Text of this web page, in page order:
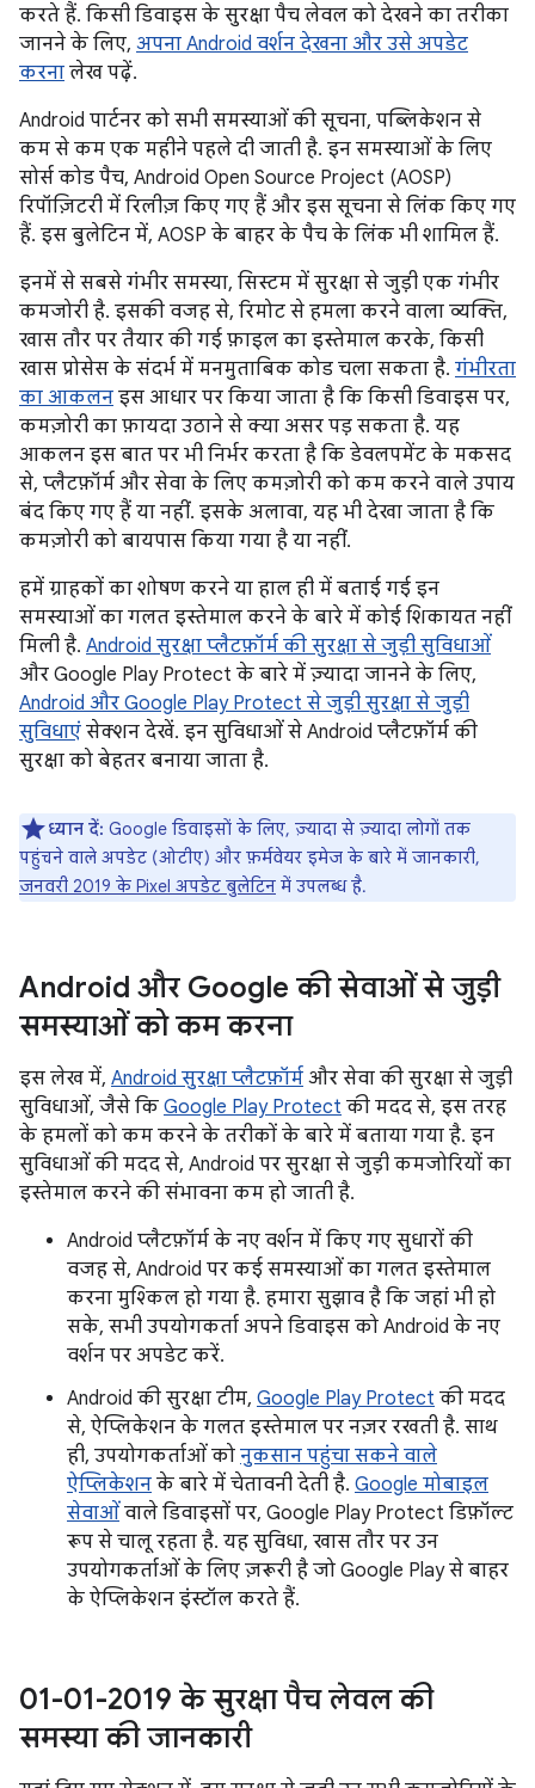
करते हैं. किसी डिवाइस के सुरक्षा पैच लेवल को देखने का तरीका
जानने के लिए, अपना Android वर्शन देखना और उसे अपडेट
करना लेख पढ़ें.
Android पार्टनर को सभी समस्याओं की सूचना, पब्लिकेशन से
कम से कम एक महीने पहले दी जाती है. इन समस्याओं के लिए
सोर्स कोड पैच, Android Open Source Project (AOSP)
रिपॉज़िटरी में रिलीज़ किए गए हैं और इस सूचना से लिंक किए गए
हैं. इस बुलेटिन में, AOSP के बाहर के पैच के लिंक भी शामिल हैं.
इनमें से सबसे गंभीर समस्या, सिस्टम में सुरक्षा से जुड़ी एक गंभीर
कमजोरी है. इसकी वजह से, रिमोट से हमला करने वाला व्यक्ति,
खास तौर पर तैयार की गई फ़ाइल का इस्तेमाल करके, किसी
खास प्रोसेस के संदर्भ में मनमुताबिक कोड चला सकता है. गंभीरता
का आकलन इस आधार पर किया जाता है कि किसी डिवाइस पर,
कमज़ोरी का फ़ायदा उठाने से क्या असर पड़ सकता है. यह
आकलन इस बात पर भी निर्भर करता है कि डेवलपमेंट के मकसद
से, प्लैटफ़ॉर्म और सेवा के लिए कमज़ोरी को कम करने वाले उपाय
बंद किए गए हैं या नहीं. इसके अलावा, यह भी देखा जाता है कि
कमज़ोरी को बायपास किया गया है या नहीं.
हमें ग्राहकों का शोषण करने या हाल ही में बताई गई इन
समस्याओं का गलत इस्तेमाल करने के बारे में कोई शिकायत नहीं
मिली है. Android सुरक्षा प्लैटफ़ॉर्म की सुरक्षा से जुड़ी सुविधाओं
और Google Play Protect के बारे में ज़्यादा जानने के लिए,
Android और Google Play Protect से जुड़ी सुरक्षा से जुड़ी
सुविधाएं सेक्शन देखें. इन सुविधाओं से Android प्लैटफ़ॉर्म की
सुरक्षा को बेहतर बनाया जाता है.
ध्यान दें: Google डिवाइसों के लिए, ज़्यादा से ज़्यादा लोगों तक
पहुंचने वाले अपडेट (ओटीए) और फ़र्मवेयर इमेज के बारे में जानकारी,
जनवरी 2019 के Pixel अपडेट बुलेटिन में उपलब्ध है.
Android और Google की सेवाओं से जुड़ी
समस्याओं को कम करना
इस लेख में, Android सुरक्षा प्लैटफ़ॉर्म और सेवा की सुरक्षा से जुड़ी
सुविधाओं, जैसे कि Google Play Protect की मदद से, इस तरह
के हमलों को कम करने के तरीकों के बारे में बताया गया है. इन
सुविधाओं की मदद से, Android पर सुरक्षा से जुड़ी कमजोरियों का
इस्तेमाल करने की संभावना कम हो जाती है.
Android प्लैटफ़ॉर्म के नए वर्शन में किए गए सुधारों की
वजह से, Android पर कई समस्याओं का गलत इस्तेमाल
करना मुश्किल हो गया है. हमारा सुझाव है कि जहां भी हो
सके, सभी उपयोगकर्ता अपने डिवाइस को Android के नए
वर्शन पर अपडेट करें.
Android की सुरक्षा टीम, Google Play Protect की मदद
से, ऐप्लिकेशन के गलत इस्तेमाल पर नज़र रखती है. साथ
ही, उपयोगकर्ताओं को नुकसान पहुंचा सकने वाले
ऐप्लिकेशन के बारे में चेतावनी देती है. Google मोबाइल
सेवाओं वाले डिवाइसों पर, Google Play Protect डिफ़ॉल्ट
रूप से चालू रहता है. यह सुविधा, खास तौर पर उन
उपयोगकर्ताओं के लिए ज़रूरी है जो Google Play से बाहर
के ऐप्लिकेशन इंस्टॉल करते हैं.
01-01-2019 के सुरक्षा पैच लेवल की
समस्या की जानकारी